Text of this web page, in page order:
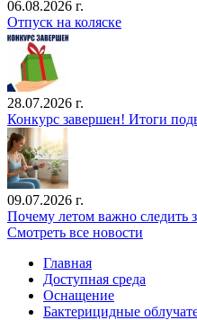
06.08.2026 г.
Отпуск на коляске
28.07.2026 г.
Конкурс завершен! Итоги
09.07.2026 г.
Почему летом важно следить
Смотреть все новости
Главная
Доступная среда
Оснащение
Бактерицидные